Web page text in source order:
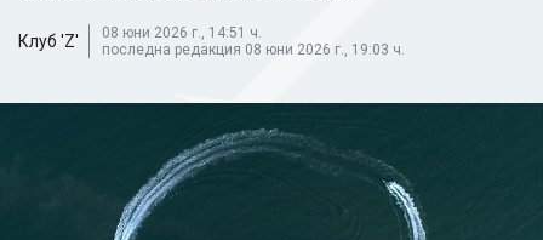
Клуб 'Z'
08 юни 2026 г., 14:51 ч.
последна редакция 08 юни 2026 г., 19:03 ч.